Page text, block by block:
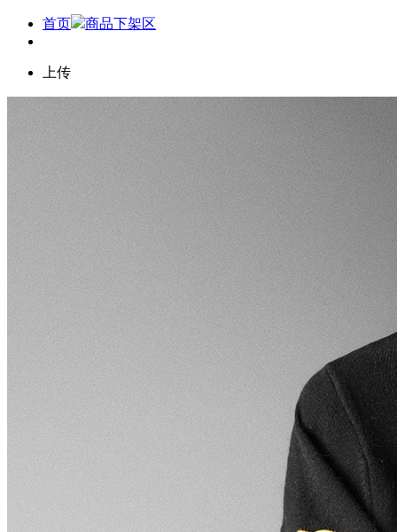
首页 商品下架区
上传